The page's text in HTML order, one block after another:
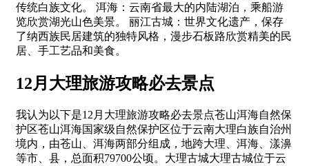
传统白族文化。 洱海：云南省最大的内陆湖泊，乘船游
览欣赏湖光山色美景。 丽江古城：世界文化遗产，保存
了纳西族民居建筑的独特风格，漫步石板路欣赏精美的民
居、手工艺品和美食。
12月大理旅游攻略必去景点
我认为以下是12月大理旅游攻略必去景点苍山洱海自然保
护区苍山洱海国家级自然保护区位于云南大理白族自治州
境内，由苍山、洱海两部分组成，地跨大理、洱海、漾濞
等市、县，总面积79700公顷。大理古城大理古城位于云